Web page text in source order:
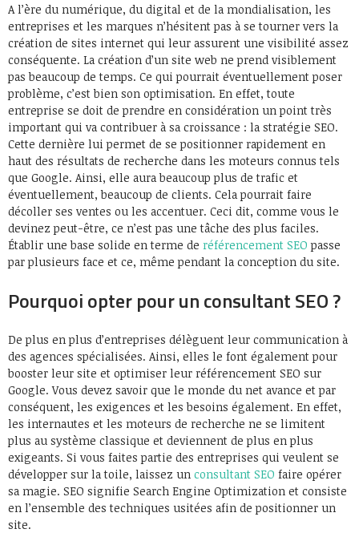
A l’ère du numérique, du digital et de la mondialisation, les
entreprises et les marques n’hésitent pas à se tourner vers la
création de sites internet qui leur assurent une visibilité assez
conséquente. La création d’un site web ne prend visiblement
pas beaucoup de temps. Ce qui pourrait éventuellement poser
problème, c’est bien son optimisation. En effet, toute
entreprise se doit de prendre en considération un point très
important qui va contribuer à sa croissance : la stratégie SEO.
Cette dernière lui permet de se positionner rapidement en
haut des résultats de recherche dans les moteurs connus tels
que Google. Ainsi, elle aura beaucoup plus de trafic et
éventuellement, beaucoup de clients. Cela pourrait faire
décoller ses ventes ou les accentuer. Ceci dit, comme vous le
devinez peut-être, ce n’est pas une tâche des plus faciles.
Établir une base solide en terme de référencement SEO passe
par plusieurs face et ce, même pendant la conception du site.
Pourquoi opter pour un consultant SEO ?
De plus en plus d’entreprises délèguent leur communication à
des agences spécialisées. Ainsi, elles le font également pour
booster leur site et optimiser leur référencement SEO sur
Google. Vous devez savoir que le monde du net avance et par
conséquent, les exigences et les besoins également. En effet,
les internautes et les moteurs de recherche ne se limitent
plus au système classique et deviennent de plus en plus
exigeants. Si vous faites partie des entreprises qui veulent se
développer sur la toile, laissez un consultant SEO faire opérer
sa magie. SEO signifie Search Engine Optimization et consiste
en l’ensemble des techniques usitées afin de positionner un
site.